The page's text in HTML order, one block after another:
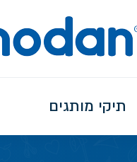
תיקי מותגים